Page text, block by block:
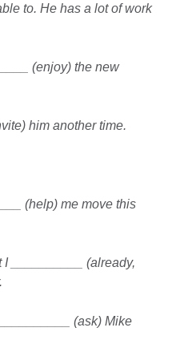
to. He has a lot of work
(enjoy) the new
him another time.
(help) me move this
I __________ (already,
(ask) Mike